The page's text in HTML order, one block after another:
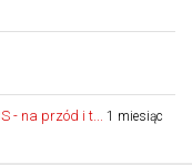
- na przód i t... 1 miesiąc